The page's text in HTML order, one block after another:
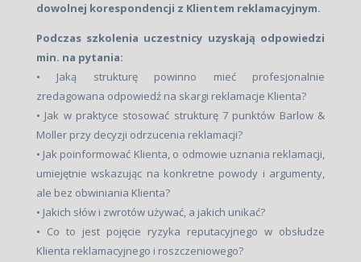
dowolnej korespondencji z Klientem reklamacyjnym.
Podczas szkolenia uczestnicy uzyskają odpowiedzi
min. na pytania:
• Jaką strukturę powinno mieć profesjonalnie
zredagowana odpowiedź na skargi reklamacje Klienta?
• Jak w praktyce stosować strukturę 7 punktów Barlow &
Moller przy decyzji odrzucenia reklamacji?
• Jak poinformować Klienta, o odmowie uznania reklamacji,
umiejętnie wskazując na konkretne powody i argumenty,
ale bez obwiniania Klienta?
• Jakich słów i zwrotów używać, a jakich unikać?
• Co to jest pojęcie ryzyka reputacyjnego w obsłudze
Klienta reklamacyjnego i roszczeniowego?